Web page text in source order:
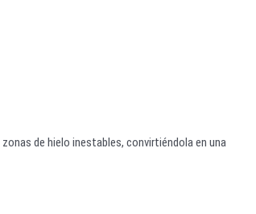
de hielo inestables, convirtiéndola en una